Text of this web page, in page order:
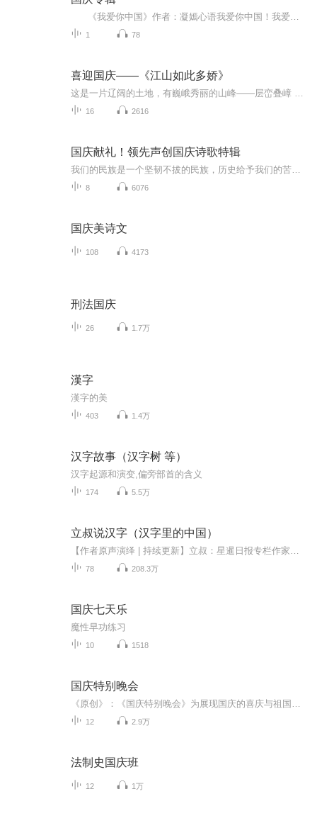
1 78
喜迎国庆——《江山如此多娇》
16 2616
国庆献礼！领先声创国庆诗歌特辑
8 6076
国庆美诗文
108 4173
刑法国庆
26 1.7万
漢字
漢字的美
403 1.4万
汉字故事（汉字树 等）
汉字起源和演变,偏旁部首的含义
174 5.5万
立叔说汉字（汉字里的中国）
78 208.3万
国庆七天乐
魔性早功练习
10 1518
国庆特别晚会
12 2.9万
法制史国庆班
12 1万